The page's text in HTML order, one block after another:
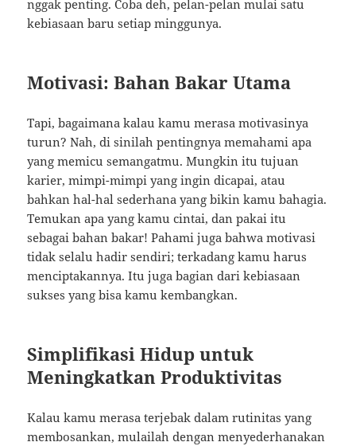
nggak penting. Coba deh, pelan-pelan mulai satu
kebiasaan baru setiap minggunya.
Motivasi: Bahan Bakar Utama
Tapi, bagaimana kalau kamu merasa motivasinya
turun? Nah, di sinilah pentingnya memahami apa
yang memicu semangatmu. Mungkin itu tujuan
karier, mimpi-mimpi yang ingin dicapai, atau
bahkan hal-hal sederhana yang bikin kamu bahagia.
Temukan apa yang kamu cintai, dan pakai itu
sebagai bahan bakar! Pahami juga bahwa motivasi
tidak selalu hadir sendiri; terkadang kamu harus
menciptakannya. Itu juga bagian dari kebiasaan
sukses yang bisa kamu kembangkan.
Simplifikasi Hidup untuk
Meningkatkan Produktivitas
Kalau kamu merasa terjebak dalam rutinitas yang
membosankan, mulailah dengan menyederhanakan